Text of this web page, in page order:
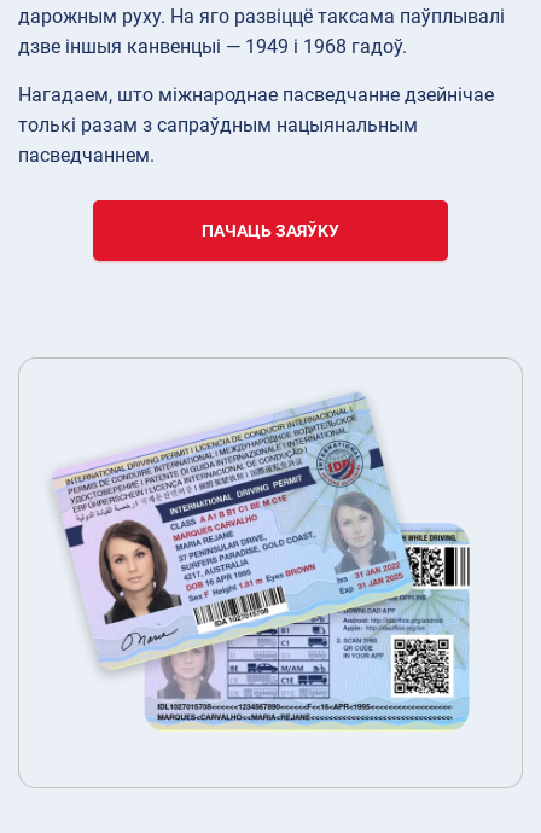
дарожным руху. На яго развіццё таксама паўплывалі
дзве іншыя канвенцыі — 1949 і 1968 гадоў.
Нагадаем, што міжнароднае пасведчанне дзейнічае
толькі разам з сапраўдным нацыянальным
пасведчаннем.
ПАЧАЦЬ ЗАЯЎКУ